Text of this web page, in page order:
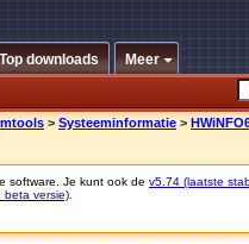
Top downloads Meer
> Systeeminformatie >
software. Je kunt ook de v5.74 (laatste
beta versie)